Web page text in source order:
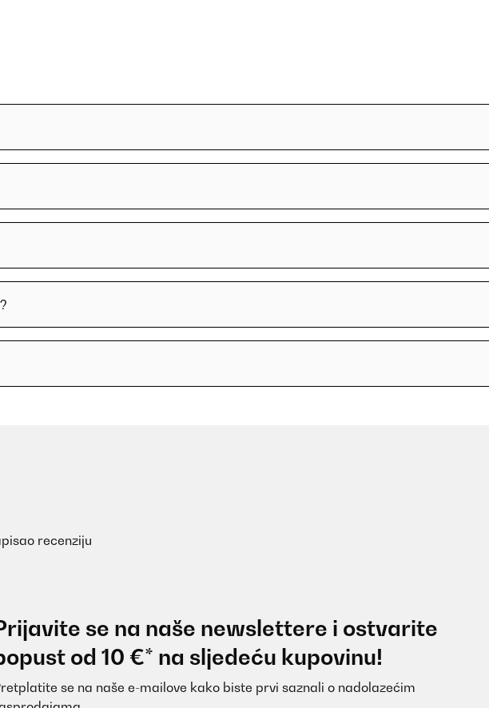
recenziju
se na naše newslettere i ostvarite
od 10 €* na sljedeću kupovinu!
se na naše e-mailove kako biste prvi saznali o nadolazećim